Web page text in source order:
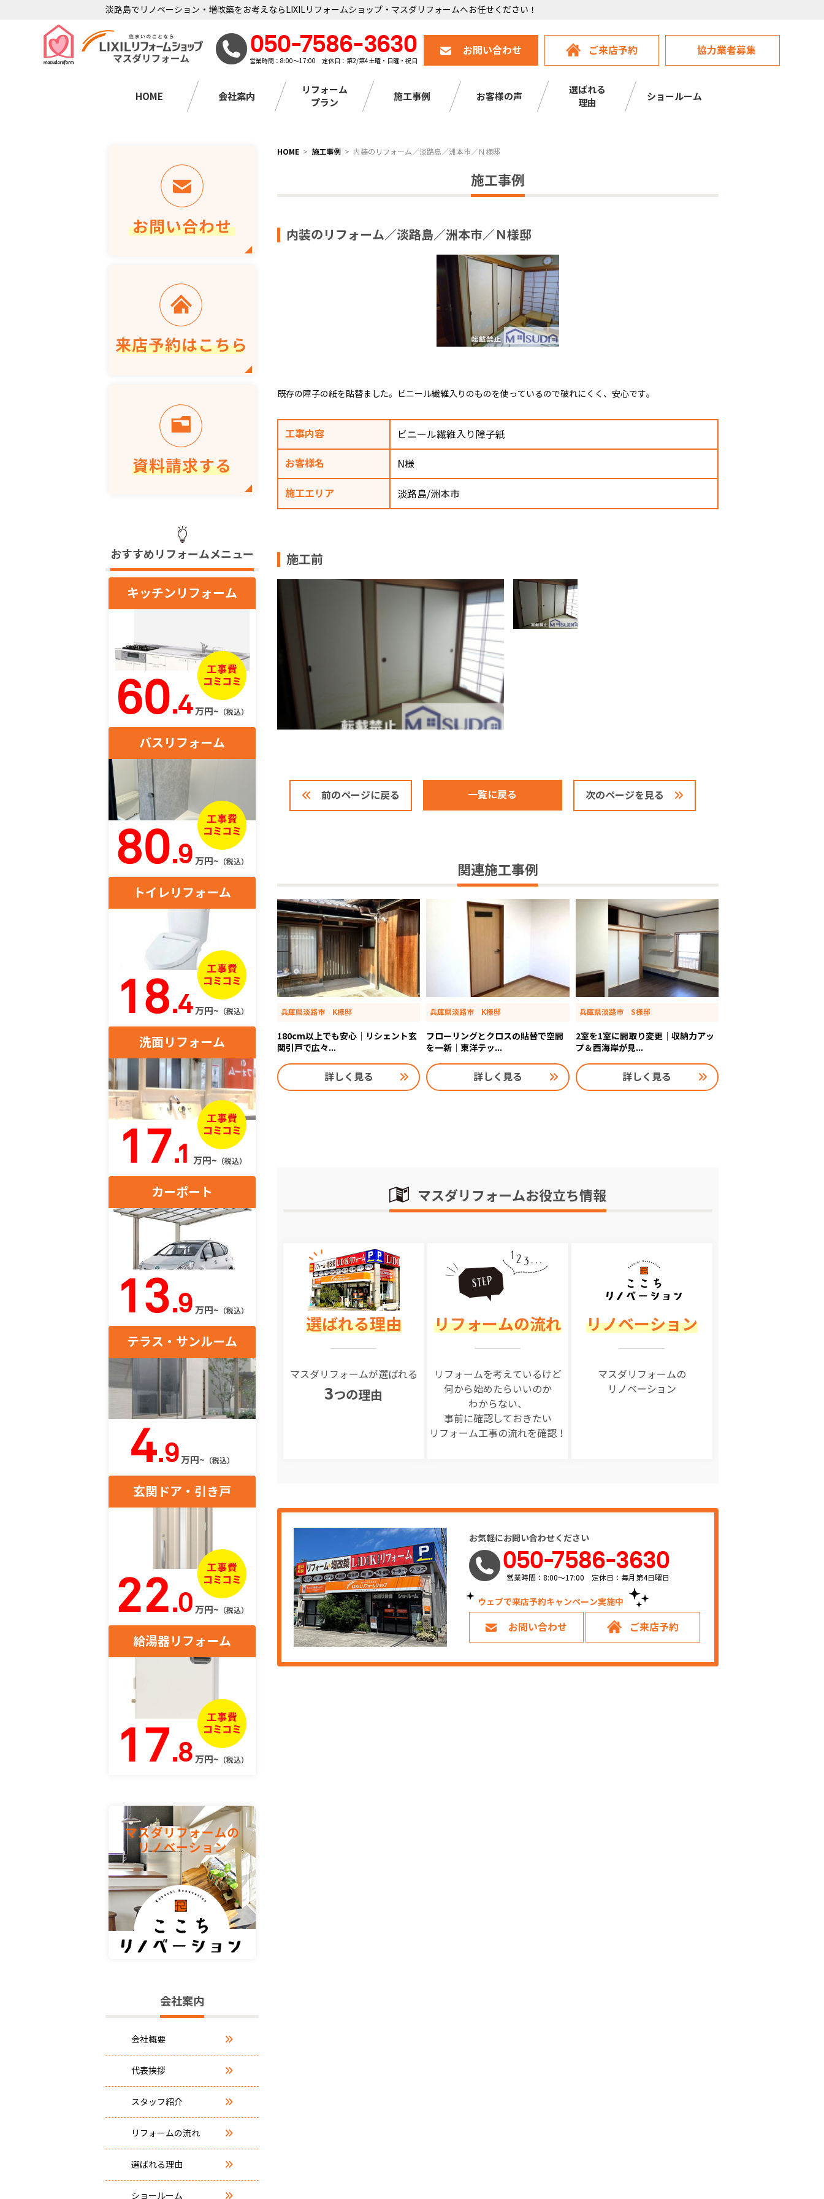
淡路島でリノベーション・増改築をお考えならLIXILリフォームショップ・マスダリフォームへお任せください！
050-7586-3630
営業時間：8:00～17:00 定休日：第2/第4土曜・日曜・祝日
お問い合わせ ご来店予約 協力業者募集
HOME 会社案内
リフォーム
プラン
施工事例 お客様の声
選ばれる
理由
ショールーム
HOME 施工事例 内装のリフォーム／淡路島／洲本市／Ｎ様邸
施工事例
内装のリフォーム／淡路島／洲本市／Ｎ様邸
既存の障子の紙を貼替ました。ビニール繊維入りのものを使っているので破れにくく、安心です。
工事内容 ビニール繊維入り障子紙
お客様名 N様
施工エリア 淡路島/洲本市
施工前
前のページに戻る 一覧に戻る 次のページを見る
関連施工事例
兵庫県淡路市 K様邸
180cm以上でも安心｜リシェント玄
関引戸で広々...
詳しく見る
兵庫県淡路市 K様邸
フローリングとクロスの貼替で空間
を一新｜東洋テッ...
詳しく見る
兵庫県淡路市 S様邸
2室を1室に間取り変更｜収納力アッ
プ＆西海岸が見...
詳しく見る
マスダリフォームお役立ち情報
選ばれる理由
マスダリフォームが選ばれる
3つの理由
リフォームの流れ
リフォームを考えているけど
何から始めたらいいのか
わからない、
事前に確認しておきたい
リフォーム工事の流れを確認！
リノベーション
マスダリフォームの
リノベーション
お気軽にお問い合わせください
050-7586-3630
営業時間：8:00～17:00 定休日：毎月第4日曜日
ウェブで来店予約キャンペーン実施中！
お問い合わせ ご来店予約
おすすめリフォームメニュー
キッチンリフォーム
60.4万円~ （税込）
バスリフォーム
80.9 万円~ （税込）
トイレリフォーム
18.4万円~ （税込）
洗面リフォーム
17.1 万円~ （税込）
カーポート
13.9 万円~ （税込）
テラス・サンルーム
4.9万円~ （税込）
玄関ドア・引き戸
22.0 万円~ （税込）
給湯器リフォーム
17.8 万円~ （税込）
会社案内
会社概要
代表挨拶
スタッフ紹介
リフォームの流れ
選ばれる理由
ショールーム